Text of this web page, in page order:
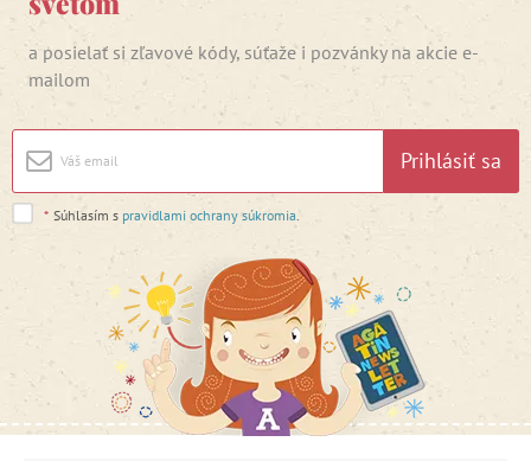
a posielať si zľavové kódy, súťaže i pozvánky na akcie e-
mailom
Prihlásiť sa
* Súhlasím s pravidlami ochrany súkromia